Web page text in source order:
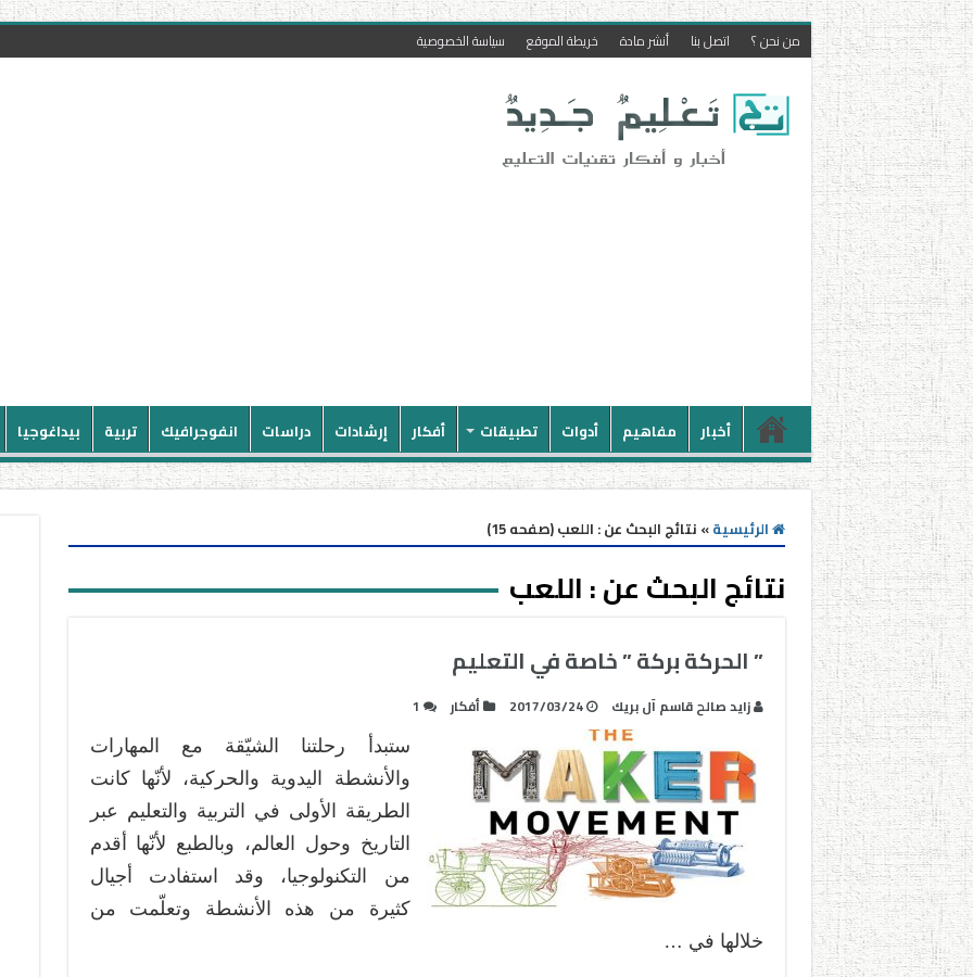
من نحن ؟ اتصل بنا أنشر مادة خريطة الموقع سياسة الخصوصية
أخبار مفاهيم أدوات تطبيقات أفكار إرشادات دراسات انفوجرافيك تربية بيداغوجيا
الرئيسية» نتائج البحث عن : اللعب (صفحه 15)
نتائج البحث عن :اللعب
” الحركة بركة ” خاصة في التعليم
زايد صالح قاسم آل بريك 2017/03/24 أفكار 1
ستبدأ رحلتنا الشيّقة مع المهارات
والأنشطة اليدوية والحركية، لأنّها كانت
الطريقة الأولى في التربية والتعليم عبر
التاريخ وحول العالم، وبالطبع لأنّها أقدم
من التكنولوجيا، وقد استفادت أجيال
كثيرة من هذه الأنشطة وتعلّمت من
خلالها في …